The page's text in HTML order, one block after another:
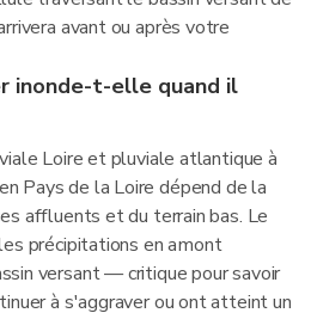
avant ou après votre
inonde-t-elle quand il
Loire et pluviale atlantique à
Pays de la Loire dépend de la
affluents et du terrain bas. Le
précipitations en amont
versant — critique pour savoir
à s'aggraver ou ont atteint un